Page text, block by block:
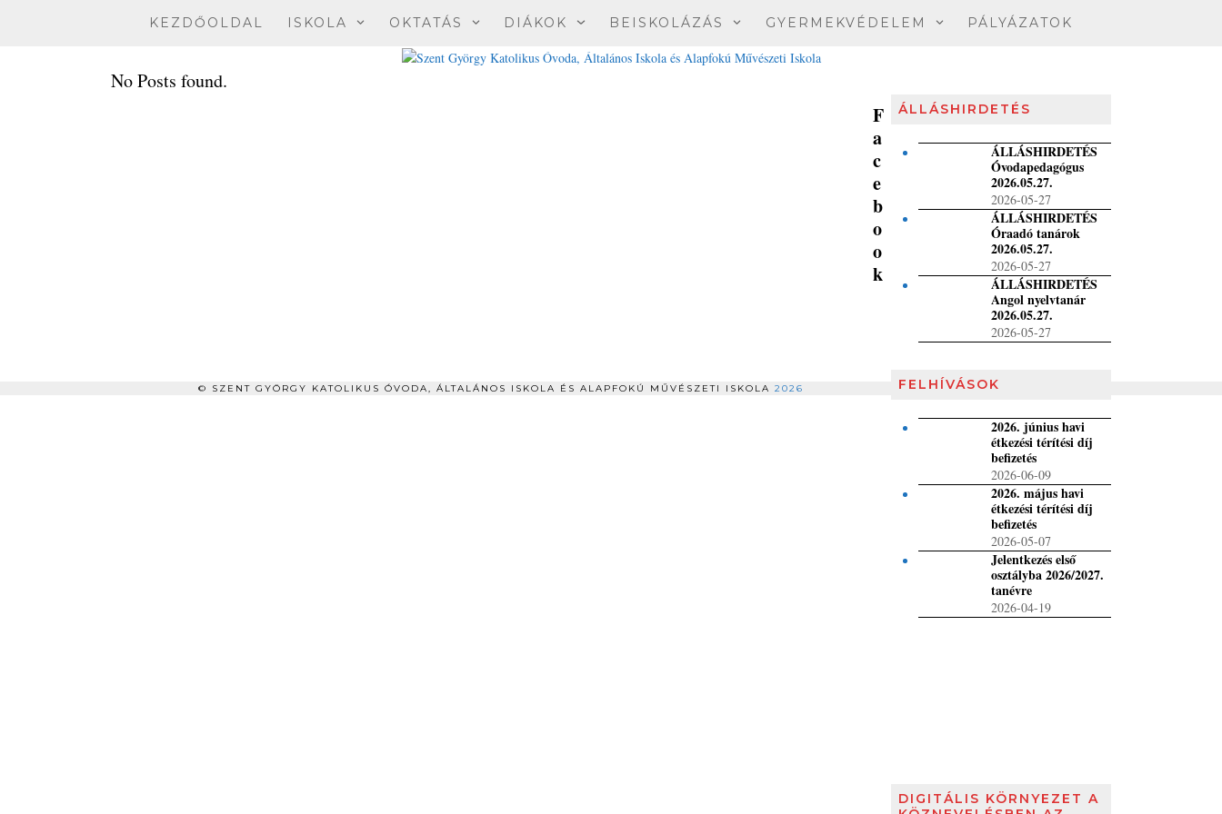
KEZDŐOLDAL ISKOLA OKTATÁS DIÁKOK BEISKOLÁZÁS GYERMEKVÉDELEM PÁLYÁZATOK
No Posts found.
ÁLLÁSHIRDETÉS
ÁLLÁSHIRDETÉS
Óvodapedagógus
2026.05.27.
2026-05-27
ÁLLÁSHIRDETÉS
Óraadó tanárok
2026.05.27.
2026-05-27
ÁLLÁSHIRDETÉS
Angol nyelvtanár
2026.05.27.
2026-05-27
FELHÍVÁSOK
2026. június havi
étkezési térítési díj
befizetés
2026-06-09
2026. május havi
étkezési térítési díj
befizetés
2026-05-07
Jelentkezés első
osztályba 2026/2027.
tanévre
2026-04-19
DIGITÁLIS KÖRNYEZET A
F
a
c
e
b
o
o
k
© SZENT GYÖRGY KATOLIKUS ÓVODA, ÁLTALÁNOS ISKOLA ÉS ALAPFOKÚ MŰVÉSZETI ISKOLA 2026